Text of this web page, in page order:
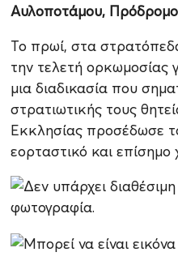
Αυλοποτάμου,
Το πρωί, στα
την τελετή ορκωμοσίας
μια διαδικασία που
στρατιωτικής τους
Εκκλησίας προσέδωσε
εορταστικό και